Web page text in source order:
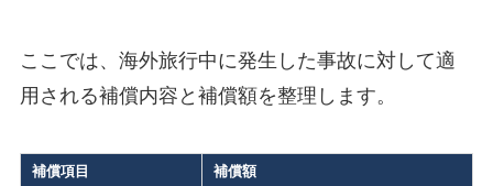
ここでは、海外旅行中に発生した事故に対して適
用される補償内容と補償額を整理します。
補償項目 補償額